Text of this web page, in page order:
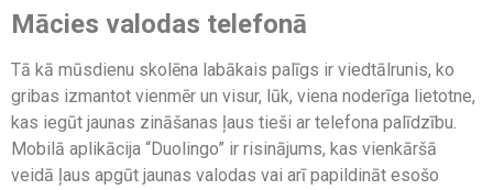
Mācies valodas telefonā
Tā kā mūsdienu skolēna labākais palīgs ir viedtālrunis, ko
gribas izmantot vienmēr un visur, lūk, viena noderīga lietotne,
kas iegūt jaunas zināšanas ļaus tieši ar telefona palīdzību.
Mobilā aplikācija “Duolingo” ir risinājums, kas vienkāršā
veidā ļaus apgūt jaunas valodas vai arī papildināt esošo